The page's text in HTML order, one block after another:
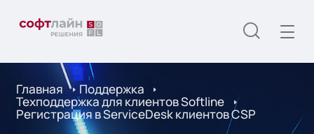
Главная Поддержка
Техподдержка для клиентов Softline
Регистрация в ServiceDesk клиентов CSP